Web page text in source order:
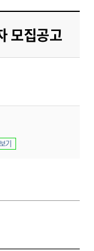
모집공고
기